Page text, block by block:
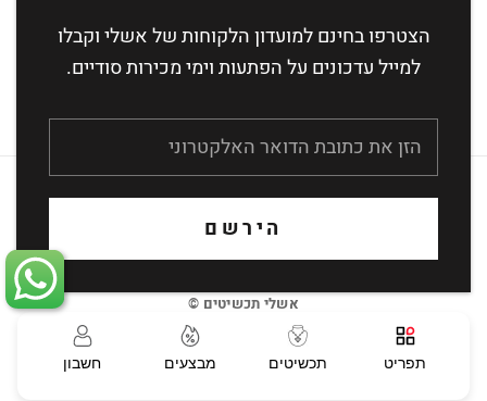
הצטרפו בחינם למועדון הלקוחות של אשלי וקבלו
למייל עדכונים על הפתעות וימי מכירות סודיים.
הירשם
הצטרף
העסקה מאובטחת באמצעות הצפנת SSL
אשלי תכשיטים ©
תפריט תכשיטים מבצעים חשבון